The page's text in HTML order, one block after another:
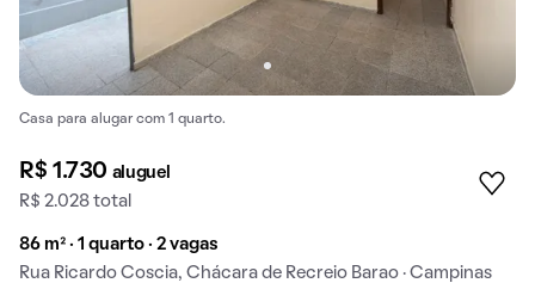
Casa para alugar com 1 quarto.
R$ 1.730 aluguel
R$ 2.028 total
86 m² · 1 quarto · 2 vagas
Rua Ricardo Coscia, Chácara de Recreio Barao · Campinas